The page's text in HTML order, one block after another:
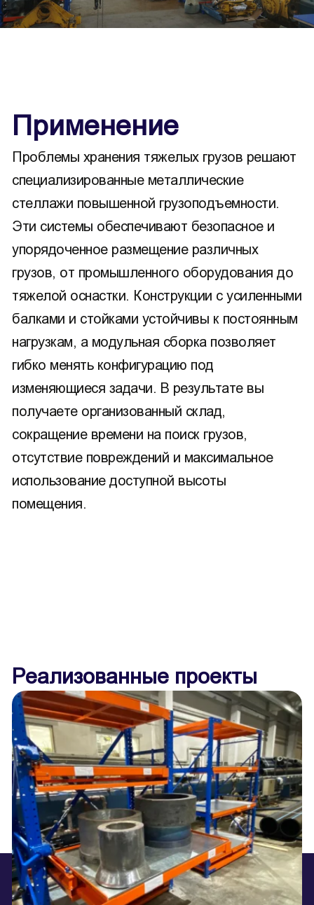
Применение
Проблемы хранения тяжелых грузов решают
специализированные металлические
стеллажи повышенной грузоподъемности.
Эти системы обеспечивают безопасное и
упорядоченное размещение различных
грузов, от промышленного оборудования до
тяжелой оснастки. Конструкции с усиленными
балками и стойками устойчивы к постоянным
нагрузкам, а модульная сборка позволяет
гибко менять конфигурацию под
изменяющиеся задачи. В результате вы
получаете организованный склад,
сокращение времени на поиск грузов,
отсутствие повреждений и максимальное
использование доступной высоты
помещения.
Реализованные проекты